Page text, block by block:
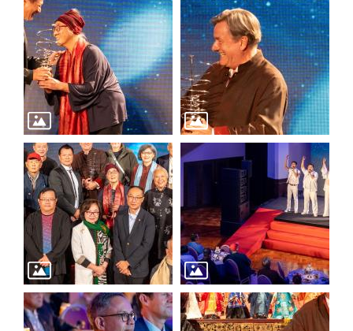
府
政
府
公
開
資
訊
著
作
權
聲
明
隱
私
權
保
護